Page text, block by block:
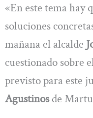
«En este tema hay
soluciones
mañana el alcalde
cuestionado sobre
previsto para este
Agustinosde